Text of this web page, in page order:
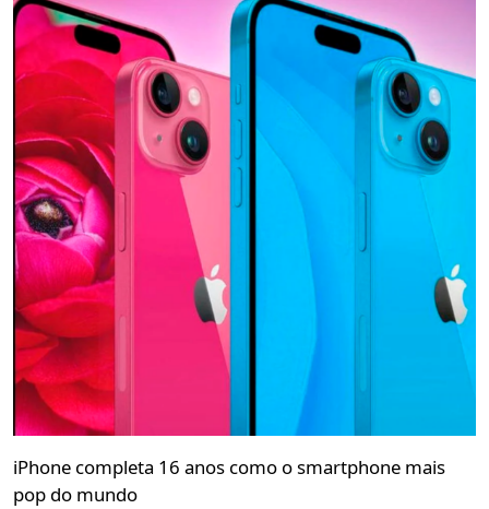
iPhone completa 16 anos como o smartphone mais
pop do mundo